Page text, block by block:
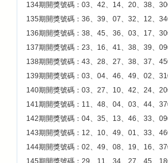
134期開獎號碼：03、42、14、20、38、
135期開獎號碼：36、39、07、32、12、
136期開獎號碼：38、45、36、03、17、
137期開獎號碼：23、16、41、38、39、
138期開獎號碼：43、28、27、38、37、
139期開獎號碼：03、04、46、49、02、
140期開獎號碼：03、27、10、42、24、
141期開獎號碼：11、48、04、03、44、
142期開獎號碼：04、35、13、46、33、
143期開獎號碼：12、10、49、01、33、
144期開獎號碼：02、49、08、19、16、
145期開獎號碼：29、11、34、27、45、